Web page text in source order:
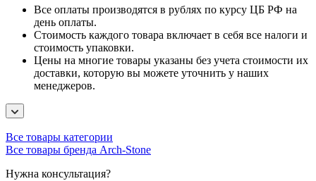
Все оплаты производятся в рублях по курсу ЦБ РФ на
день оплаты.
Стоимость каждого товара включает в себя все налоги и
стоимость упаковки.
Цены на многие товары указаны без учета стоимости их
доставки, которую вы можете уточнить у наших
менеджеров.
Все товары категории
Все товары бренда Arch-Stone
Нужна консультация?